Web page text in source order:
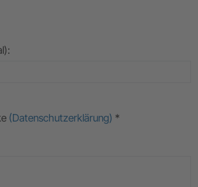
(Datenschutzerklärung) *